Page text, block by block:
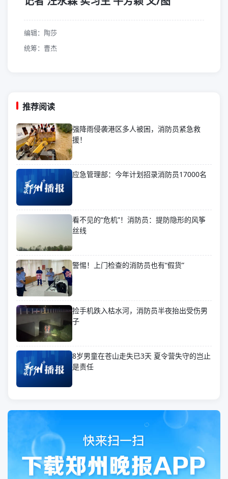
编辑：陶莎
统筹：曹杰
推荐阅读
强降雨侵袭港区多人被困，消防员紧急救
援！
应急管理部：今年计划招录消防员17000名
看不见的“危机”！消防员：提防隐形的风筝
丝线
警惕！上门检查的消防员也有“假货”
捡手机跌入枯水河，消防员半夜抬出受伤男
子
8岁男童在苍山走失已3天 夏令营失守的岂止
是责任